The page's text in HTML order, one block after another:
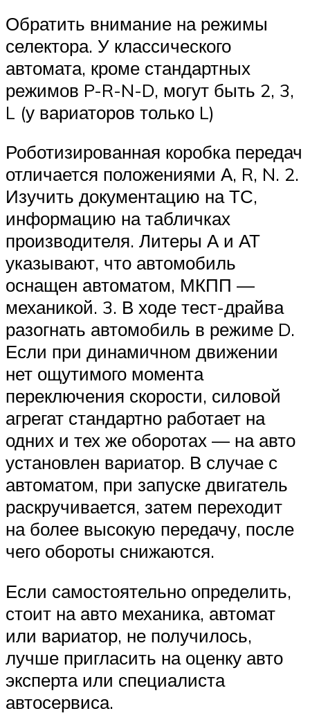
Обратить внимание на режимы
селектора. У классического
автомата, кроме стандартных
режимов P-R-N-D, могут быть 2, 3,
L (у вариаторов только L)
Роботизированная коробка передач
отличается положениями А, R, N. 2.
Изучить документацию на ТС,
информацию на табличках
производителя. Литеры А и АТ
указывают, что автомобиль
оснащен автоматом, МКПП —
механикой. 3. В ходе тест-драйва
разогнать автомобиль в режиме D.
Если при динамичном движении
нет ощутимого момента
переключения скорости, силовой
агрегат стандартно работает на
одних и тех же оборотах — на авто
установлен вариатор. В случае с
автоматом, при запуске двигатель
раскручивается, затем переходит
на более высокую передачу, после
чего обороты снижаются.
Если самостоятельно определить,
стоит на авто механика, автомат
или вариатор, не получилось,
лучше пригласить на оценку авто
эксперта или специалиста
автосервиса.